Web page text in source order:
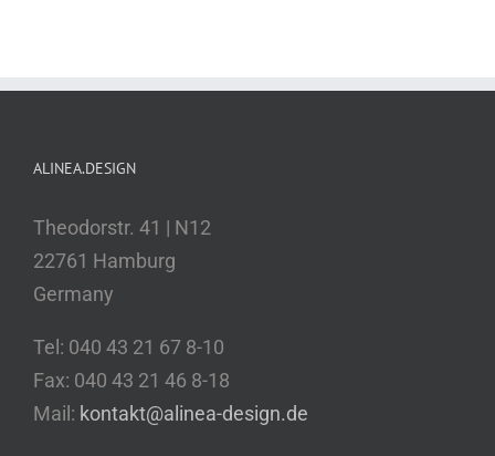
ALINEA.DESIGN
Theodorstr. 41 | N12
22761 Hamburg
Germany
Tel: 040 43 21 67 8-10
Fax: 040 43 21 46 8-18
Mail: kontakt@alinea-design.de